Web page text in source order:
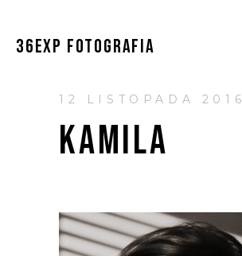
36EXP FOTOGRAFIA
12 LISTOPADA 2016
KAMILA